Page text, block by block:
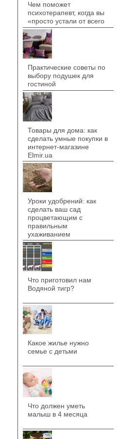
Чем поможет
психотерапевт, когда вы
«просто устали от всего
Практические советы по
выбору подушек для
гостиной
Товары для дома: как
сделать умные покупки в
интернет-магазине
Elmir.ua
Уроки удобрений: как
сделать ваш сад
процветающим с
правильным
ухаживанием
Что приготовил нам
Водяной тигр?
Какое жилье нужно
семье с детьми
Что должен уметь
малыш в 4 месяца